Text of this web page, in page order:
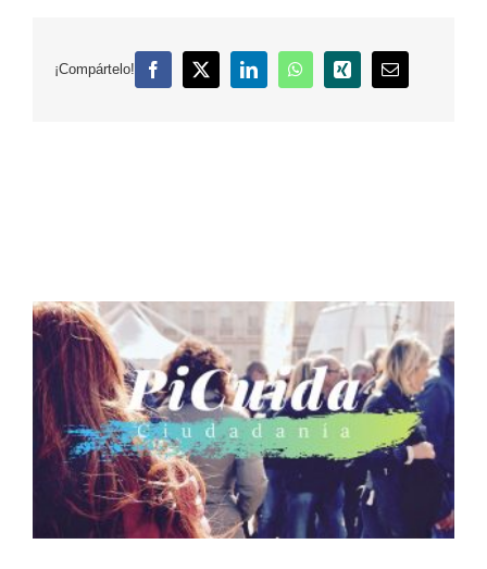
¡Compártelo! Facebook
X LinkedInWhatsApp
Xing
Correo
electrónico